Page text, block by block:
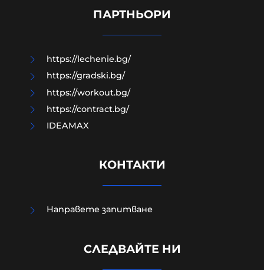
педофили" обвинени за
ПАРТНЬОРИ
https://lechenie.bg/
https://gradski.bg/
https://workout.bg/
https://contract.bg/
IDEAMAX
КОНТАКТИ
Направете запитване
СЛЕДВАЙТЕ НИ